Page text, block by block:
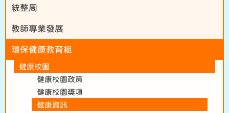
統整周
教師專業發展
環保健康教育組
健康校園
健康校園政策
健康校園獎項
健康資訊